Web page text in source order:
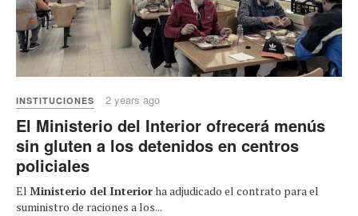
INSTITUCIONES 2 years ago
El Ministerio del Interior ofrecerá menús
sin gluten a los detenidos en centros
policiales
El Ministerio del Interiorha adjudicado el contrato para el
suministro de raciones a los...